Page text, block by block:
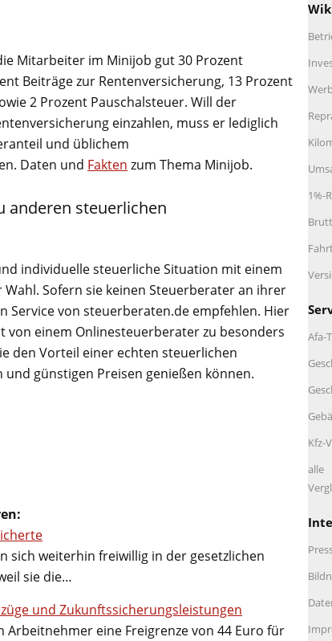
Mitarbeiter im Minijob gut 30 Prozent
Beiträge zur Rentenversicherung, 13 Prozent
2 Prozent Pauschalsteuer. Will der
einzahlen, muss er lediglich
und üblichem
Daten und Fakten zum Thema Minijob.
anderen steuerlichen
individuelle steuerliche Situation mit einem
Sofern sie keinen Steuerberater an ihrer
Service von steuerberaten.de empfehlen. Hier
von einem Onlinesteuerberater zu besonders
den Vorteil einer echten steuerlichen
günstigen Preisen genießen können.
sich weiterhin freiwillig in der gesetzlichen
sie die…
und Zukunftssicherungsleistungen
Arbeitnehmer eine Freigrenze von 44 Euro für
1%-
Afa-
Kfz-
alle